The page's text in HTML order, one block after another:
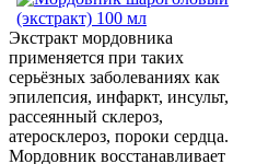
Экстракт мордовника
применяется при таких
серьёзных заболеваниях как
эпилепсия, инфаркт, инсульт,
рассеянный склероз,
атеросклероз, пороки сердца.
Мордовник восстанавливает